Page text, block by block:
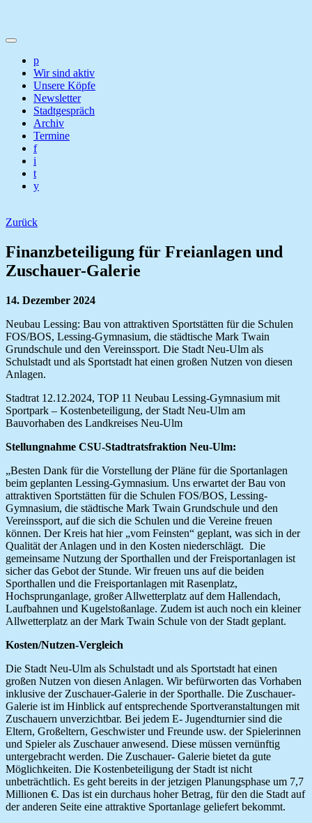
p
Wir sind aktiv
Unsere Köpfe
Newsletter
Stadtgespräch
Archiv
Termine
f
i
t
y
Zurück
Finanzbeteiligung für Freianlagen und
Zuschauer-Galerie
14. Dezember 2024
Neubau Lessing: Bau von attraktiven Sportstätten für die Schulen
FOS/BOS, Lessing-Gymnasium, die städtische Mark Twain
Grundschule und den Vereinssport. Die Stadt Neu-Ulm als
Schulstadt und als Sportstadt hat einen großen Nutzen von diesen
Anlagen.
Stadtrat 12.12.2024, TOP 11 Neubau Lessing-Gymnasium mit
Sportpark – Kostenbeteiligung, der Stadt Neu-Ulm am
Bauvorhaben des Landkreises Neu-Ulm
Stellungnahme CSU-Stadtratsfraktion Neu-Ulm:
„Besten Dank für die Vorstellung der Pläne für die Sportanlagen
beim geplanten Lessing-Gymnasium. Uns erwartet der Bau von
attraktiven Sportstätten für die Schulen FOS/BOS, Lessing-
Gymnasium, die städtische Mark Twain Grundschule und den
Vereinssport, auf die sich die Schulen und die Vereine freuen
können. Der Kreis hat hier „vom Feinsten“ geplant, was sich in der
Qualität der Anlagen und in den Kosten niederschlägt. Die
gemeinsame Nutzung der Sporthallen und der Freisportanlagen ist
sicher das Gebot der Stunde. Wir freuen uns auf die beiden
Sporthallen und die Freisportanlagen mit Rasenplatz,
Hochsprunganlage, großer Allwetterplatz auf dem Hallendach,
Laufbahnen und Kugelstoßanlage. Zudem ist auch noch ein kleiner
Allwetterplatz an der Mark Twain Schule von der Stadt geplant.
Kosten/Nutzen-Vergleich
Die Stadt Neu-Ulm als Schulstadt und als Sportstadt hat einen
großen Nutzen von diesen Anlagen. Wir befürworten das Vorhaben
inklusive der Zuschauer-Galerie in der Sporthalle. Die Zuschauer-
Galerie ist im Hinblick auf entsprechende Sportveranstaltungen mit
Zuschauern unverzichtbar. Bei jedem E- Jugendturnier sind die
Eltern, Großeltern, Geschwister und Freunde usw. der Spielerinnen
und Spieler als Zuschauer anwesend. Diese müssen vernünftig
untergebracht werden. Die Zuschauer- Galerie bietet da gute
Möglichkeiten. Die Kostenbeteiligung der Stadt ist nicht
unbeträchtlich. Es geht bereits in der jetzigen Planungsphase um 7,7
Millionen €. Das ist ein durchaus hoher Betrag, für den die Stadt auf
der anderen Seite eine attraktive Sportanlage geliefert bekommt.